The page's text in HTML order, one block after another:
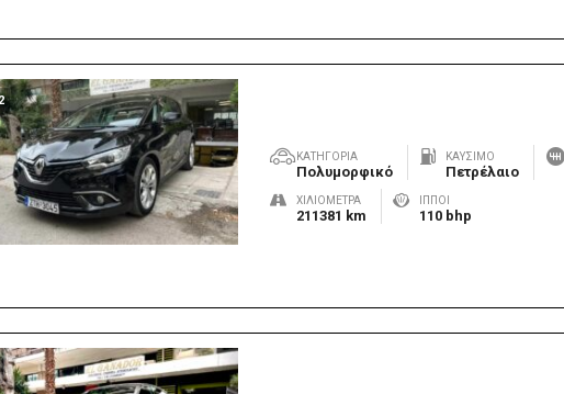
ΚΑΤΗΓΟΡΊΑ
Πολυμορφικό
ΚΑΎΣΙΜΟ
Πετρέλαιο
ΧΙΛΙΌΜΕΤΡΑ
211381 km
ΊΠΠΟΙ
110 bhp